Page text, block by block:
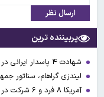
ارسال نظر
پربیننده ترین
شهادت ۴ پاسدار ایرانی در حمله دیشب آمریکت و عربستان به عراق
لیندزی گراهام، سناتور
آمریکا ۸ فرد و ۶ شرکت در ارتباط با دولت ایران را تحریم کرد